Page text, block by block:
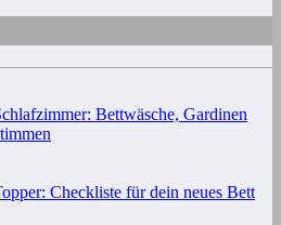
Bettwäsche, Gardinen
Checkliste für dein neues Bett